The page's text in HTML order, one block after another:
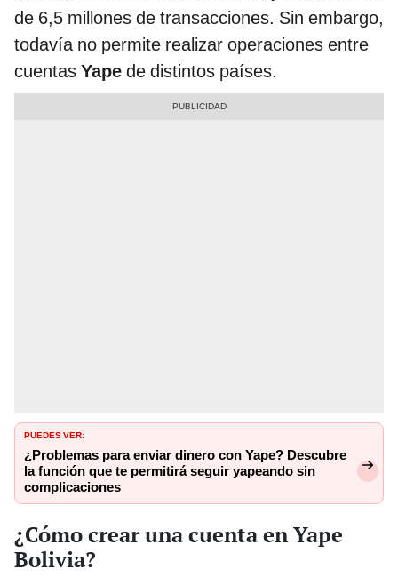
de 6,5 millones de transacciones. Sin embargo,
todavía no permite realizar operaciones entre
cuentas Yape de distintos países.
PUEDES VER:
¿Problemas para enviar dinero con Yape? Descubre
la función que te permitirá seguir yapeando sin
complicaciones
¿Cómo crear una cuenta en Yape
Bolivia?